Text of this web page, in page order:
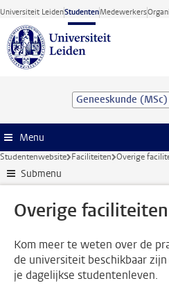
Ga direct naar de inhoud
Universiteit LeidenStudentenMedewerkers
Geneeskunde (MSc)
Menu
Studentenwebsite Faciliteiten Overige
Submenu
Overige faciliteiten
Kom meer te weten over de
de universiteit beschikbaar
je dagelijkse studentenleven.